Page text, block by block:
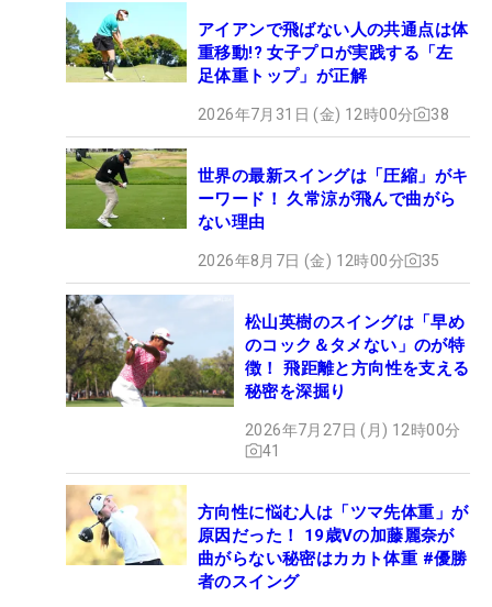
アイアンで飛ばない人の共通点は体
重移動!? 女子プロが実践する「左
足体重トップ」が正解
2026年7月31日 (金) 12時00分 38
世界の最新スイングは「圧縮」がキ
ーワード！ 久常涼が飛んで曲がら
ない理由
2026年8月7日 (金) 12時00分 35
松山英樹のスイングは「早め
のコック＆タメない」のが特
徴！ 飛距離と方向性を支える
秘密を深掘り
2026年7月27日 (月) 12時00分
41
方向性に悩む人は「ツマ先体重」が
原因だった！ 19歳Vの加藤麗奈が
曲がらない秘密はカカト体重 #優勝
者のスイング